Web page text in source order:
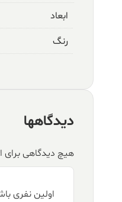
ابعاد
رنگ
دیدگاهها
هیچ دیدگاهی
اولین نفری باشید